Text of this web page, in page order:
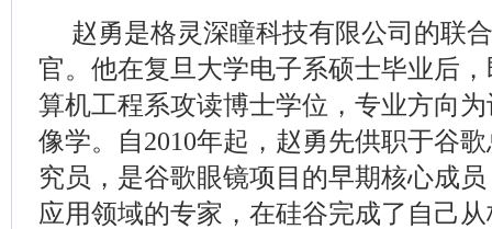
赵勇是格灵深瞳科技有限公司的联
官。他在复旦大学电子系硕士毕业后
算机工程系攻读博士学位，专业方向
像学。自2010年起，赵勇先供职于谷
究员，是谷歌眼镜项目的早期核心成
应用领域的专家，在硅谷完成了自己